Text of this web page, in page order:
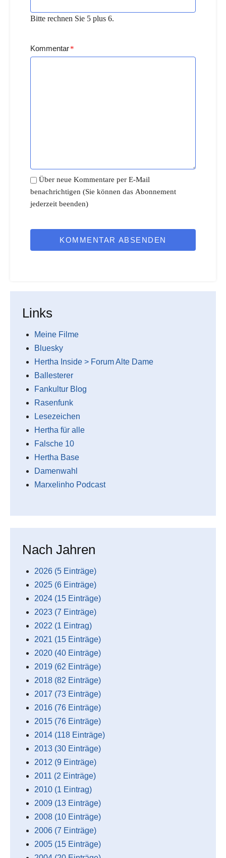
Bitte rechnen Sie 5 plus 6.
Kommentar*
Über neue Kommentare per E-Mail
benachrichtigen (Sie können das Abonnement
jederzeit beenden)
KOMMENTAR ABSENDEN
Links
Meine Filme
Bluesky
Hertha Inside > Forum Alte Dame
Ballesterer
Fankultur Blog
Rasenfunk
Lesezeichen
Hertha für alle
Falsche 10
Hertha Base
Damenwahl
Marxelinho Podcast
Nach Jahren
2026 (5 Einträge)
2025 (6 Einträge)
2024 (15 Einträge)
2023 (7 Einträge)
2022 (1 Eintrag)
2021 (15 Einträge)
2020 (40 Einträge)
2019 (62 Einträge)
2018 (82 Einträge)
2017 (73 Einträge)
2016 (76 Einträge)
2015 (76 Einträge)
2014 (118 Einträge)
2013 (30 Einträge)
2012 (9 Einträge)
2011 (2 Einträge)
2010 (1 Eintrag)
2009 (13 Einträge)
2008 (10 Einträge)
2006 (7 Einträge)
2005 (15 Einträge)